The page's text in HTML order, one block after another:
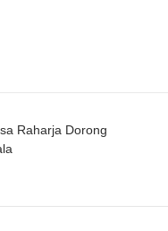
Raharja Dorong